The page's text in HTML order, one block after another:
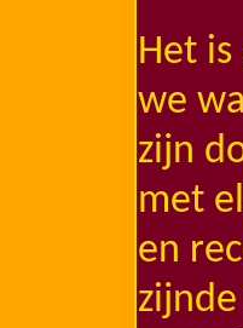
Het
we
zijn
met
en